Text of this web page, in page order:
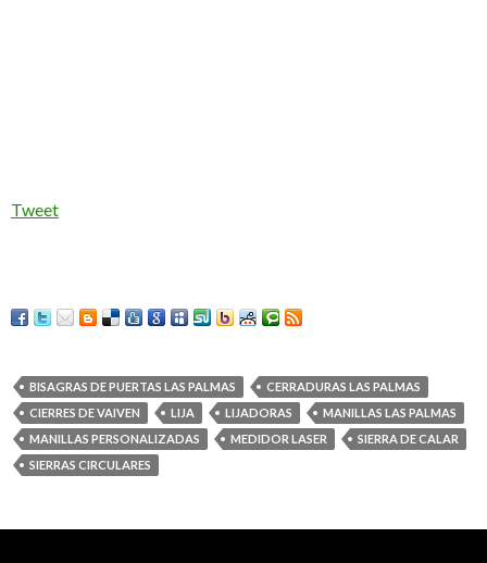
Tweet
BISAGRAS DE PUERTAS LAS PALMAS
CERRADURAS LAS PALMAS
CIERRES DE VAIVEN
LIJA LIJADORAS
MANILLAS LAS PALMAS
MANILLAS PERSONALIZADAS
MEDIDOR LASER
SIERRA DE CALAR
SIERRAS CIRCULARES